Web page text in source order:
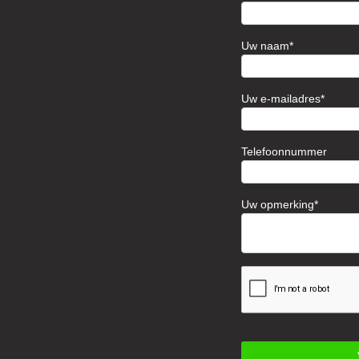
Uw naam
Uw e-mailadres
Telefoonnummer
Uw opmerking